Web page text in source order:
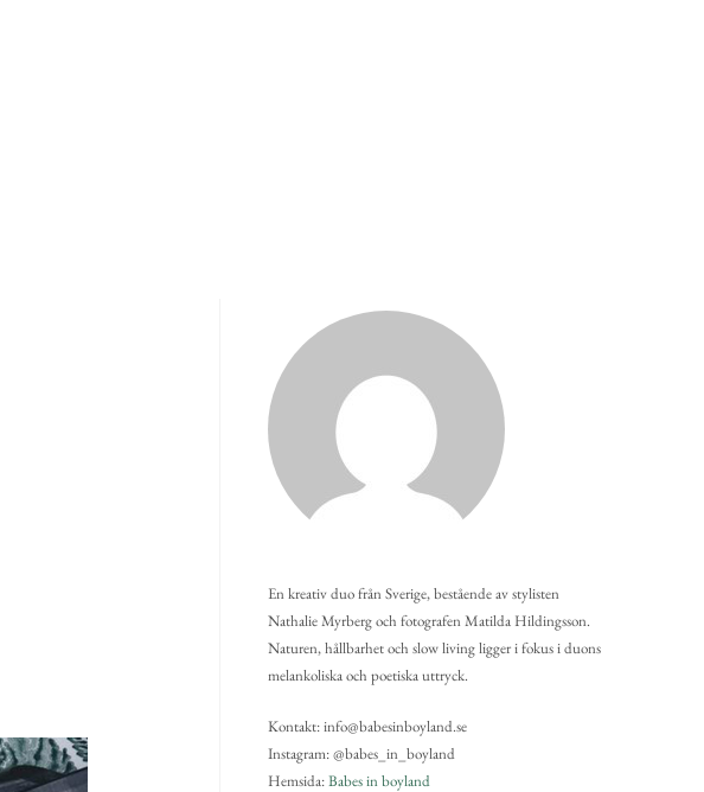
En kreativ duo från Sverige, bestående av stylisten
Nathalie Myrberg och fotografen Matilda Hildingsson.
Naturen, hållbarhet och slow living ligger i fokus i duons
melankoliska och poetiska uttryck.
Kontakt: info@babesinboyland.se
Instagram: @babes_in_boyland
Hemsida:Babes in boyland